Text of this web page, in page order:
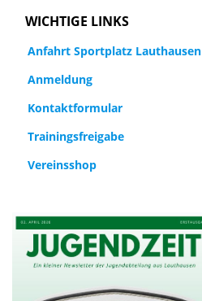
WICHTIGE LINKS
Anfahrt Sportplatz Lauthausen
Anmeldung
Kontaktformular
Trainingsfreigabe
Vereinsshop